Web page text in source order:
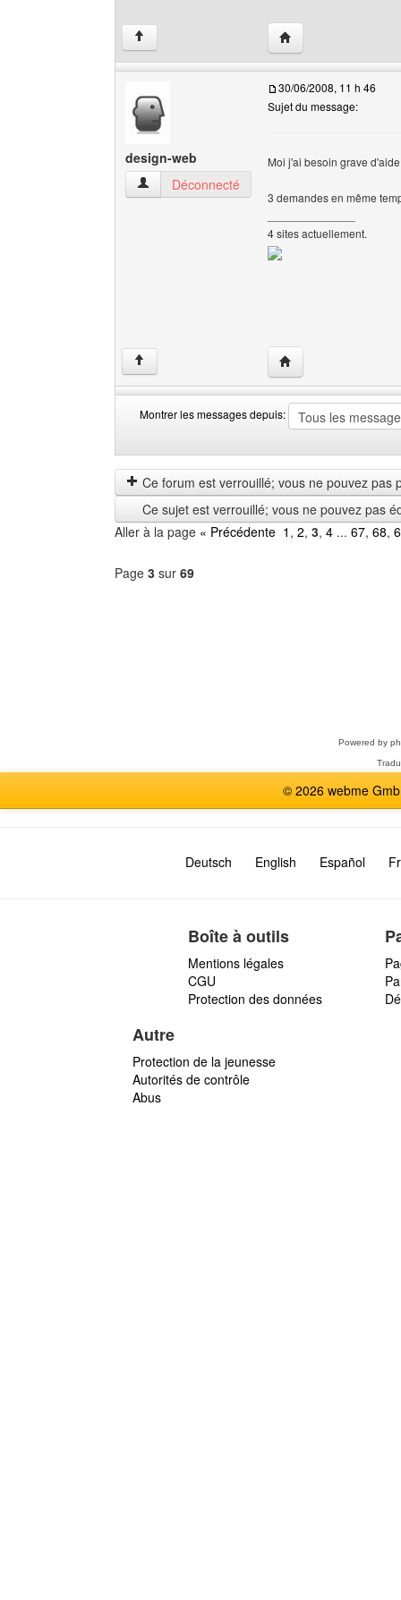
↑ Visiter le site web de
design-web
design-web Voir le profil de l'utilisateur
Déconnecté
30/06/2008, 11 h 46
Sujet du message:
Moi j'ai besoin grave
3 demandes en même
4 sites actuellement.
↑ Visiter le site web
Montrer les messages depuis:
les
messages
depuis
by
Ce forum est verrouillé; vous ne pouvez pas
Ce sujet est verrouillé; vous ne pouvez pas
Aller à la page « Précédente 1 , 2, 3, 4 ... 67, 68,
Page 3 sur 69
Powered by
© 2026 webme
Deutsch English Español
Boîte à outils
Mentions légales
CGU
Protection des données
Autre
Protection de la jeunesse
Autorités de contrôle
Abus